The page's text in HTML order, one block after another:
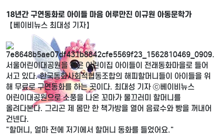
18년간 구연동화로 아이들 마음 어루만진 이규원 아동문학가
【베이비뉴스 최대성 기자】
서울어린이대공원을 찾은 어린이집 아이들이 전래동화마을로 들어
서고 있다. 한국동화사회적협동조합의 해피할머니들이 아이들을 위
해 무료로 구연동화를 하는 곳이다. 최대성 기자 ⓒ베이비뉴스
어린이대공원으로 소풍을 나온 꼬마가 물끄러미 할머니를
올려다본다. 그리곤 제 몸만 한 책가방을 열어 음료수와 빵을 꺼내어
건넨다.
"할머니, 얼마 전에 저기에서 할머니 동화를 들었어요."